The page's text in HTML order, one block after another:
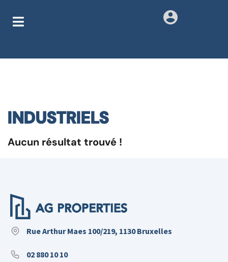
INDUSTRIELS
Aucun résultat trouvé !
Rue Arthur Maes 100/219, 1130 Bruxelles
02 880 10 10